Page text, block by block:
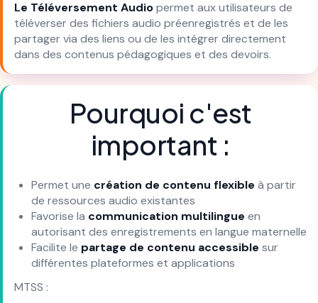
Le Téléversement Audiopermet aux utilisateurs de
téléverser des fichiers audio préenregistrés et de les
partager via des liens ou de les intégrer directement
dans des contenus pédagogiques et des devoirs.
Pourquoi c'est
important :
Permet une création de contenu flexible à partir
de ressources audio existantes
Favorise la communication multilingue en
autorisant des enregistrements en langue maternelle
Facilite le partage de contenu accessible sur
différentes plateformes et applications
MTSS :